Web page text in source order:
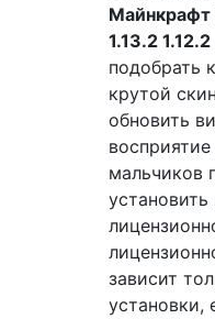
Майнкрафт
1.13.2 1.12.2
подобрать
крутой
обновить
мальчиков
установить
зависит
установки,